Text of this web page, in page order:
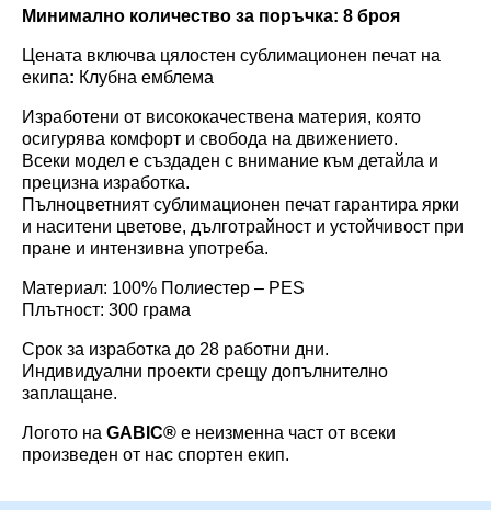
Минимално количество за поръчка: 8 броя
Цената включва цялостен сублимационен печат на
екипа: Клубна емблема
Изработени от висококачествена материя, която
осигурява комфорт и свобода на движението.
Всеки модел е създаден с внимание към детайла и
прецизна изработка.
Пълноцветният сублимационен печат гарантира ярки
и наситени цветове, дълготрайност и устойчивост при
пране и интензивна употреба.
Материал: 100% Полиестер – PES
Плътност: 300 грама
Срок за изработка до 28 работни дни.
Индивидуални проекти срещу допълнително
заплащане.
Логото на GABIC® е неизменна част от всеки
произведен от нас спортен екип.